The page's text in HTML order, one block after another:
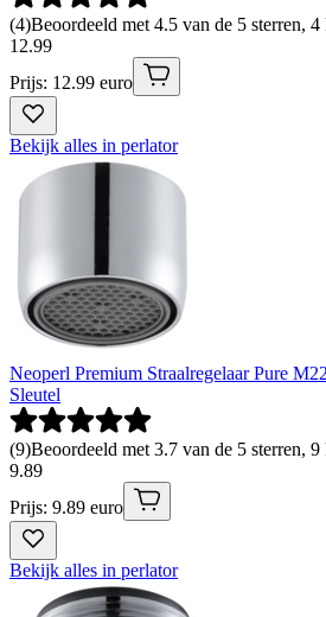
(4)Beoordeeld met 4.5 van de 5 sterren,
12.99
Prijs: 12.99 euro
Bekijk alles in perlator
Neoperl Premium Straalregelaar Pure
Sleutel
(9)Beoordeeld met 3.7 van de 5 sterren,
9.89
Prijs: 9.89 euro
Bekijk alles in perlator